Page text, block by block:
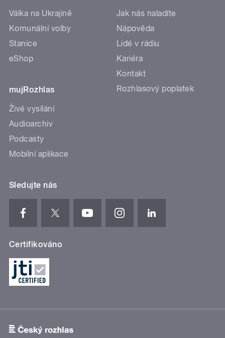
Válka na Ukrajině
Komunální volby
Stanice
eShop
mujRozhlas
Živé vysílání
Audioarchiv
Podcasty
Mobilní aplikace
Jak nás naladíte
Nápověda
Lidé v rádiu
Kariéra
Kontakt
Rozhlasový poplatek
Sledujte nás
Certifikováno